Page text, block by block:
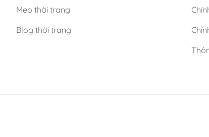
Mẹo thời trang
Blog thời trang